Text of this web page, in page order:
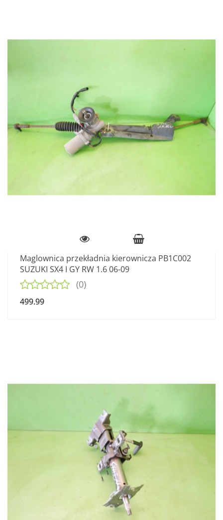
Maglownica przekładnia kierownicza PB1C002
SUZUKI SX4 I GY RW 1.6 06-09
(0)
499.99